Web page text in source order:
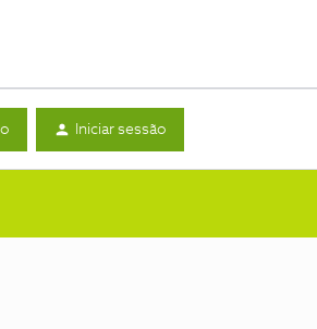
Iniciar sessão